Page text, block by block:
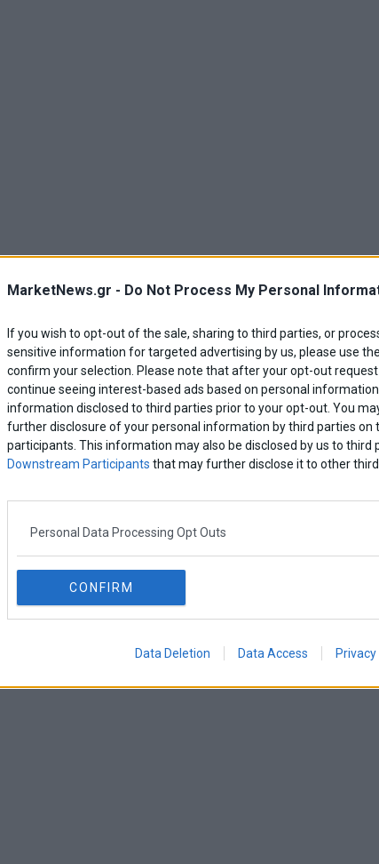
MarketNews.gr - Do Not Process My Personal
If you wish to opt-out of the sale, sharing to third parties, or
sensitive information for targeted advertising by us, please use
confirm your selection. Please note that after your opt-out
continue seeing interest-based ads based on personal
information disclosed to third parties prior to your opt-out. You
further disclosure of your personal information by third parties on
participants. This information may also be disclosed by us to third
Downstream Participants that may further disclose it to other third
Personal Data Processing Opt Outs
CONFIRM
Data Deletion Data Access Privacy